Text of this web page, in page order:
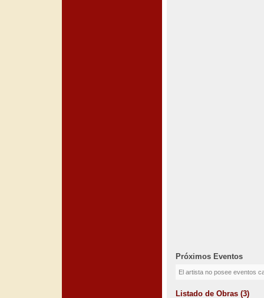
Próximos Eventos
El artista no posee eventos
Listado de Obras (3)